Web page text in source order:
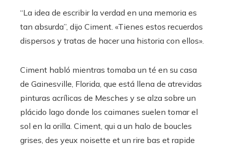
“La idea de escribir la verdad en una memoria es
tan absurda”, dijo Ciment. «Tienes estos recuerdos
dispersos y tratas de hacer una historia con ellos».
Ciment habló mientras tomaba un té en su casa
de Gainesville, Florida, que está llena de atrevidas
pinturas acrílicas de Mesches y se alza sobre un
plácido lago donde los caimanes suelen tomar el
sol en la orilla. Ciment, qui a un halo de boucles
grises, des yeux noisette et un rire bas et rapide